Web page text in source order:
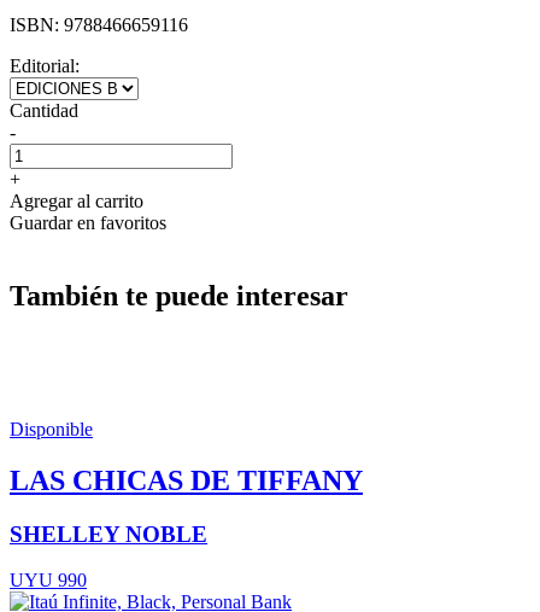
ISBN: 9788466659116
Editorial:
Cantidad
-
+
Agregar al carrito
Guardar en favoritos
También te puede interesar
Disponible
LAS CHICAS DE TIFFANY
SHELLEY NOBLE
UYU 990